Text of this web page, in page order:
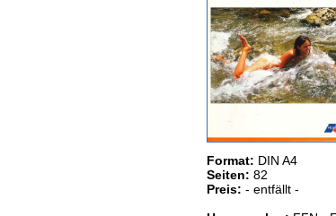
Format: DIN A4
Seiten: 82
Preis: - entfällt -